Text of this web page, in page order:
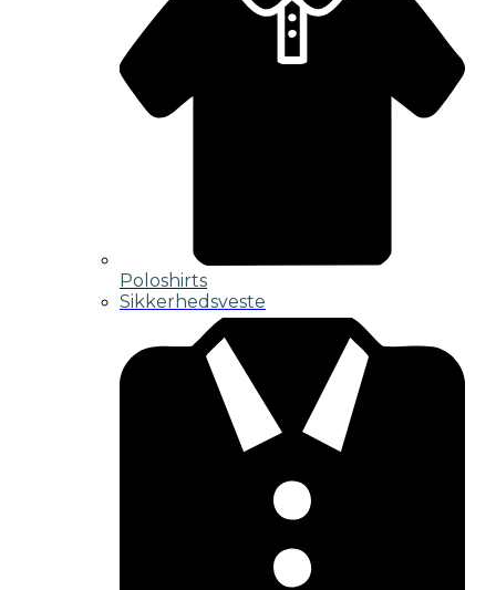
Poloshirts
Sikkerhedsveste